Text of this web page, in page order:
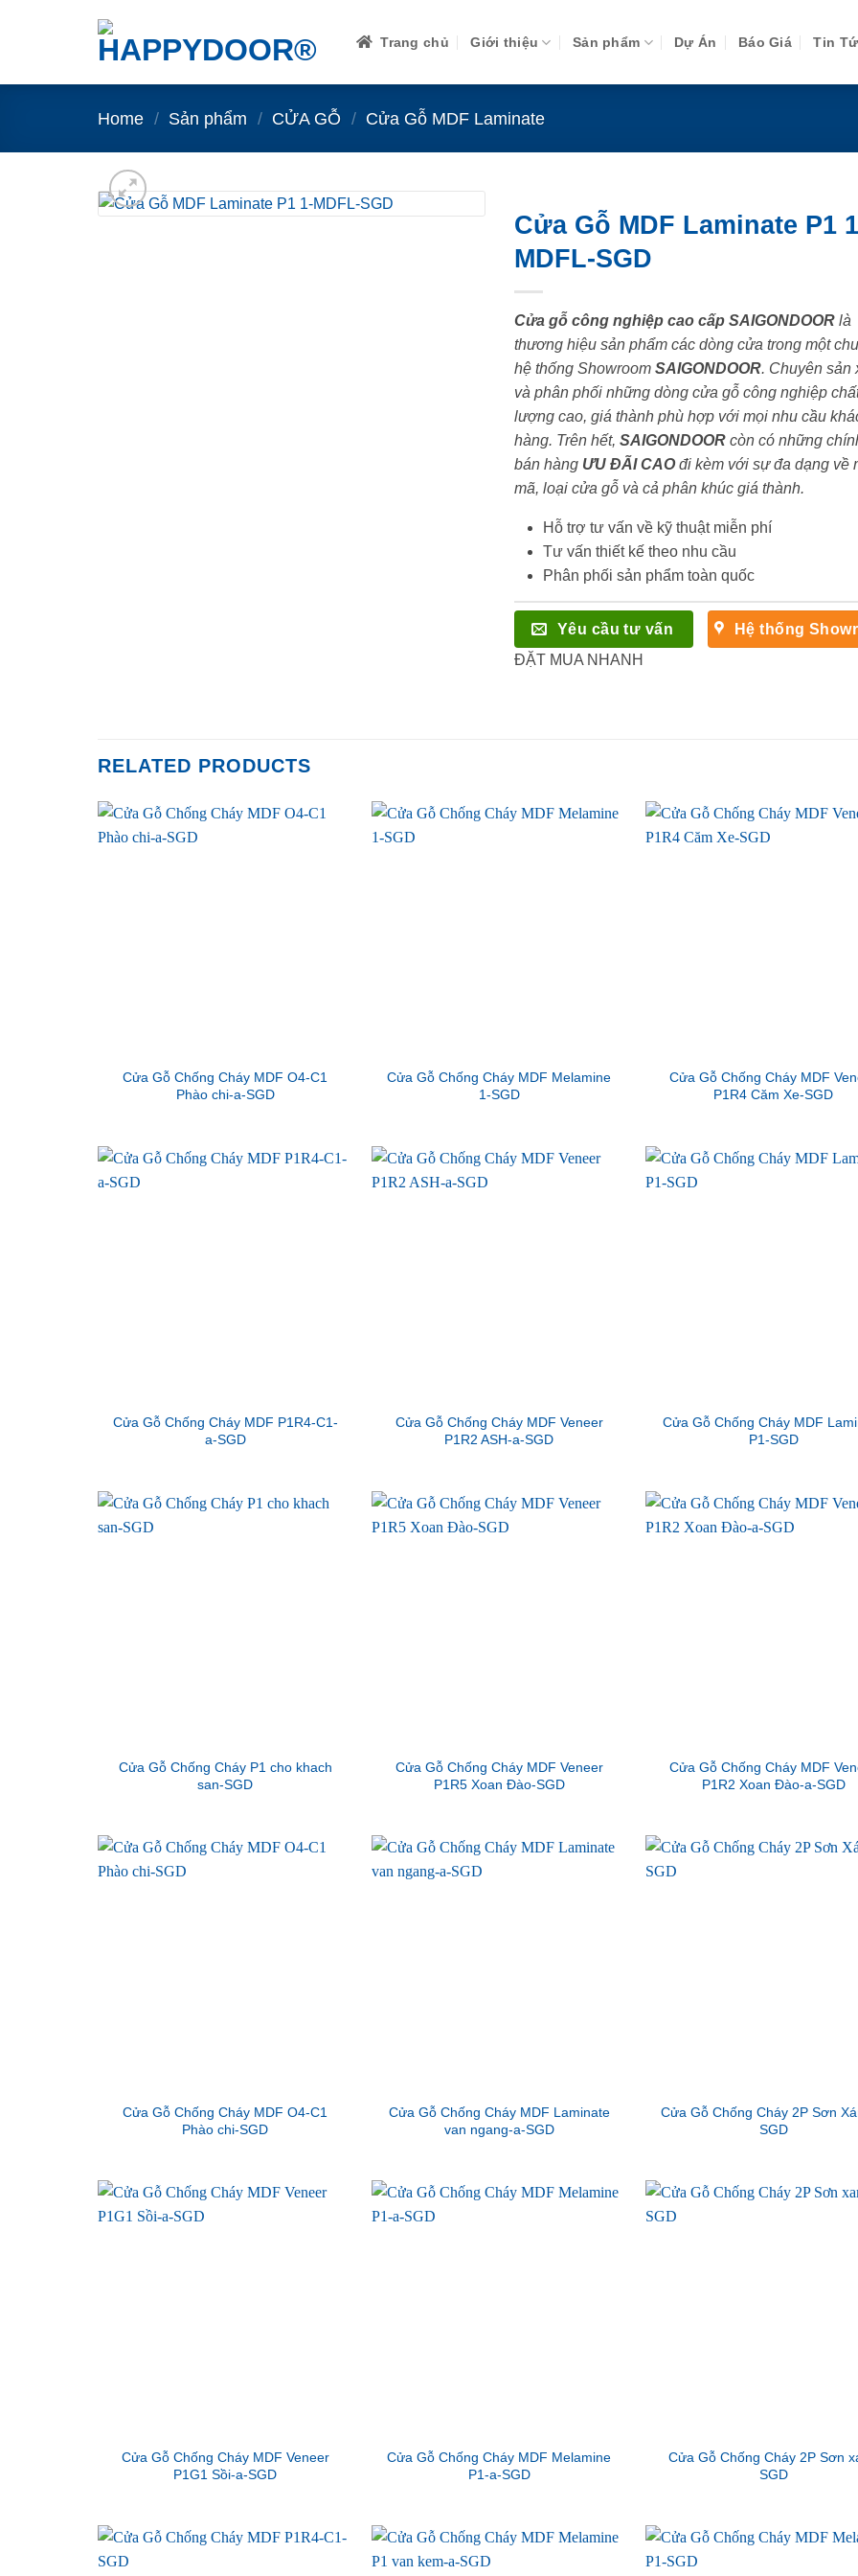
Trang chủ Giới thiệu Sản phẩm Dự Án Báo Giá Tin
Home / Sản phẩm / CỬA GỖ / Cửa Gỗ MDF Laminate
Cửa Gỗ MDF Laminate P1
MDFL-SGD
Cửa gỗ công nghiệp cao cấp SAIGONDOORlà
thương hiệu sản phẩm các dòng cửa trong một
hệ thống Showroom SAIGONDOOR. Chuyên sản
và phân phối những dòng cửa gỗ công nghiệp
lượng cao, giá thành phù hợp với mọi nhu cầu
hàng. Trên hết, SAIGONDOORcòn có những
bán hàng ƯU ĐÃI CAOđi kèm với sự đa dạng về
mã, loại cửa gỗ và cả phân khúc giá thành.
Hỗ trợ tư vấn về kỹ thuật miễn phí
Tư vấn thiết kế theo nhu cầu
Phân phối sản phẩm toàn quốc
Yêu cầu tư vấn
Hệ thống
ĐẶT MUA NHANH
RELATED PRODUCTS
Cửa Gỗ Chống Cháy MDF O4-C1
Phào chi-a-SGD
Cửa Gỗ Chống Cháy MDF Melamine
1-SGD
Cửa Gỗ Chống Cháy MDF
P1R4 Căm Xe-SGD
Cửa Gỗ Chống Cháy MDF P1R4-C1-
a-SGD
Cửa Gỗ Chống Cháy MDF Veneer
P1R2 ASH-a-SGD
Cửa Gỗ Chống Cháy MDF
P1-SGD
Cửa Gỗ Chống Cháy P1 cho khach
san-SGD
Cửa Gỗ Chống Cháy MDF Veneer
P1R5 Xoan Đào-SGD
Cửa Gỗ Chống Cháy MDF
P1R2 Xoan Đào-a-SGD
Cửa Gỗ Chống Cháy MDF O4-C1
Phào chi-SGD
Cửa Gỗ Chống Cháy MDF Laminate
van ngang-a-SGD
Cửa Gỗ Chống Cháy 2P Sơn
SGD
Cửa Gỗ Chống Cháy MDF Veneer
P1G1 Sồi-a-SGD
Cửa Gỗ Chống Cháy MDF Melamine
P1-a-SGD
Cửa Gỗ Chống Cháy 2P Sơn
SGD